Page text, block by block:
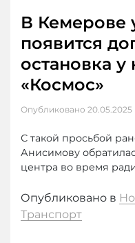
В Кемерове
появится
остановка
«Космос»
Опубликовано 20.05.2025
С такой просьбой
Анисимову
центра во время
Опубликовано в
Транспорт